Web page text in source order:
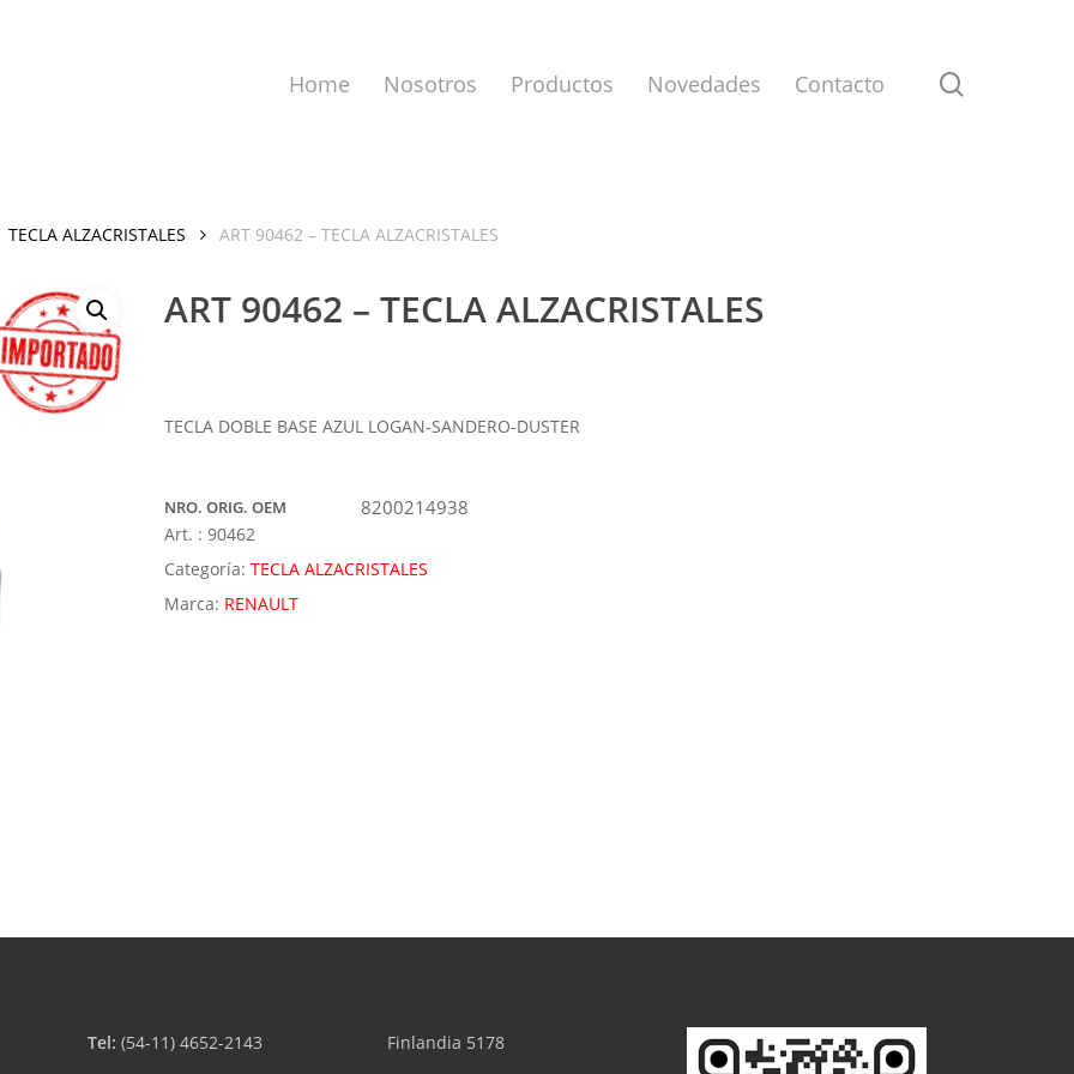
cerrar.
Home Nosotros Productos Novedades Contacto
TECLA ALZACRISTALES ART 90462 – TECLA ALZACRISTALES
ART 90462 – TECLA ALZACRISTALES
TECLA DOBLE BASE AZUL LOGAN-SANDERO-DUSTER
NRO. ORIG. OEM 8200214938
Art. : 90462
Categoría: TECLA ALZACRISTALES
Marca: RENAULT
Tel: (54-11) 4652-2143
Finlandia 5178